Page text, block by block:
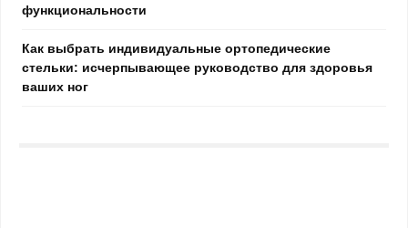
функциональности
Как выбрать индивидуальные ортопедические
стельки: исчерпывающее руководство для здоровья
ваших ног